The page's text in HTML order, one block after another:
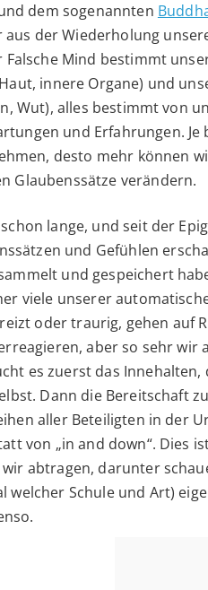
dem sogenannten
der Wiederholung
Mind bestimmt
innere Organe) und
Wut), alles bestimmt von
und Erfahrungen.
desto mehr können
Glaubenssätze verändern.
lange, und seit der
und Gefühlen
und gespeichert
viele unserer
oder traurig, gehen auf
aber so sehr
es zuerst das
Dann die Bereitschaft
aller Beteiligten in der
von „in and down“. Dies
abtragen, darunter
welcher Schule und Art)